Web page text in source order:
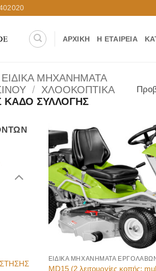
ΑΡΧΙΚΉ Η ΕΤΑΙΡΕΊΑ
ΕΙΔΙΚΑ ΜΗΧΑΝΗΜΑΤΑ
/ ΧΛΟΟΚΟΠΤΙΚΑ
ΚΑΔΟ ΣΥΛΛΟΓΗΣ
MD15 (2 λειτουργίες κοπής: